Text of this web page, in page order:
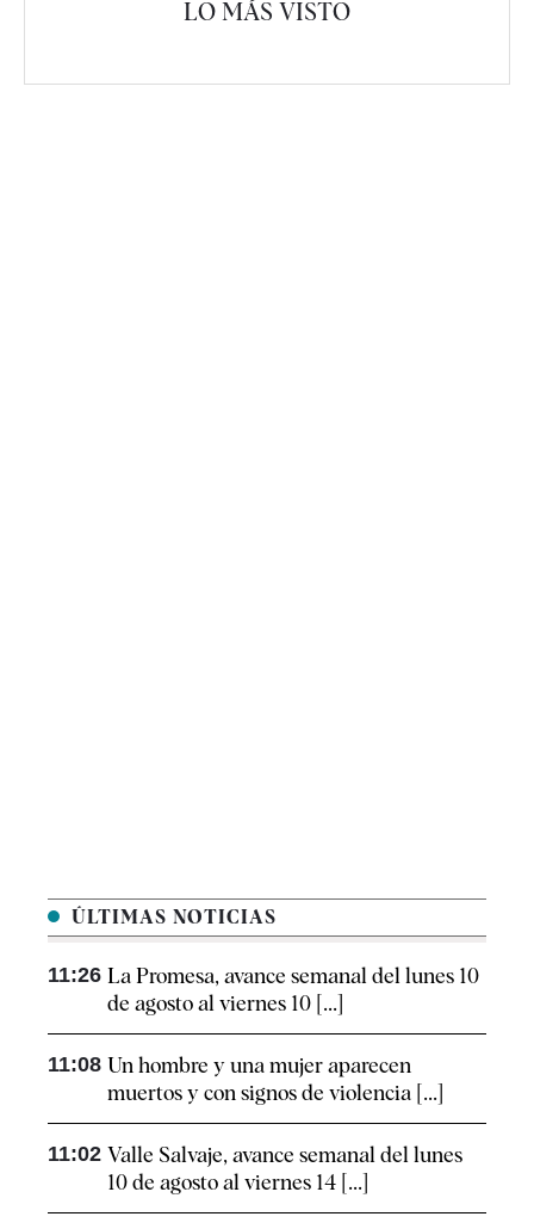
LO MÁS VISTO
ÚLTIMAS NOTICIAS
11:26 La Promesa, avance semanal del lunes 10
de agosto al viernes 10 [...]
11:08 Un hombre y una mujer aparecen
muertos y con signos de violencia [...]
11:02 Valle Salvaje, avance semanal del lunes
10 de agosto al viernes 14 [...]